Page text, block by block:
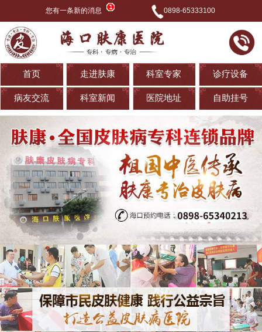
您有一条新的消息 0898-65333100
首页 走进肤康 科室专家 诊疗设备
病友交流 科室新闻 医院地址 自助挂号